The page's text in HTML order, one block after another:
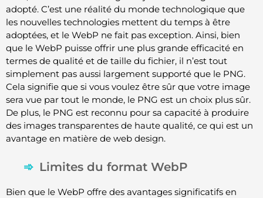
adopté. C’est une réalité du monde technologique que
les nouvelles technologies mettent du temps à être
adoptées, et le WebP ne fait pas exception. Ainsi, bien
que le WebP puisse offrir une plus grande efficacité en
termes de qualité et de taille du fichier, il n’est tout
simplement pas aussi largement supporté que le PNG.
Cela signifie que si vous voulez être sûr que votre image
sera vue par tout le monde, le PNG est un choix plus sûr.
De plus, le PNG est reconnu pour sa capacité à produire
des images transparentes de haute qualité, ce qui est un
avantage en matière de web design.
Limites du format WebP
Bien que le WebP offre des avantages significatifs en